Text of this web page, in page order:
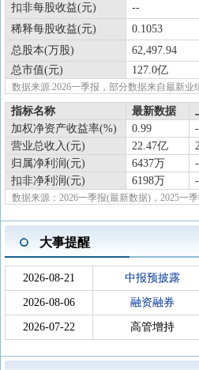
扣非每股收益(元)
--
稀释每股收益(元)
0.1053
总股本(万股)
62,497.94
总市值(元)
127.0亿
数据来源:2026一季报，部分数据来自最新
指标名称 最新数据
加权净资产收益率(%)
0.99
营业总收入(元)
22.47亿
归属净利润(元)
6437万
扣非净利润(元)
6198万
数据来源：2026一季报(最新数据)，2025一
大事提醒
2026-08-21 中报预披露
2026-08-06 融资融券
2026-07-22 高管增持